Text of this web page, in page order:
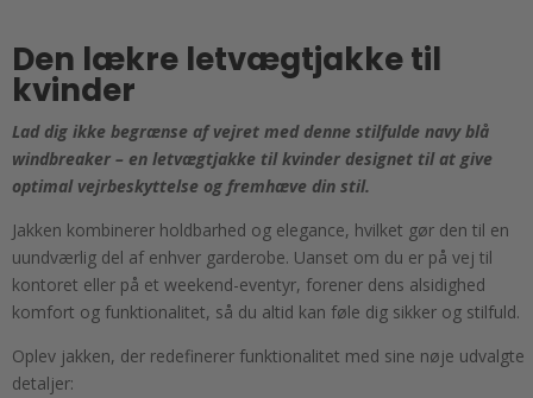
Den lækre letvægtjakke til
kvinder
Lad dig ikke begrænse af vejret med denne stilfulde navy blå
windbreaker – en letvægtjakke til kvinder designet til at give
optimal vejrbeskyttelse og fremhæve din stil.
Jakken kombinerer holdbarhed og elegance, hvilket gør den til en
uundværlig del af enhver garderobe. Uanset om du er på vej til
kontoret eller på et weekend-eventyr, forener dens alsidighed
komfort og funktionalitet, så du altid kan føle dig sikker og stilfuld.
Oplev jakken, der redefinerer funktionalitet med sine nøje udvalgte
detaljer: